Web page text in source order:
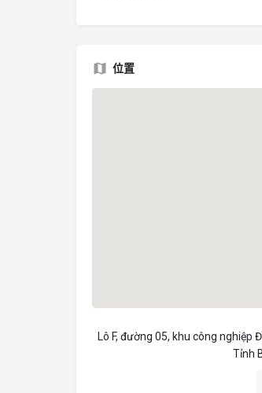
位置
Lô F, đường 05, khu công nghiệp
Tỉnh